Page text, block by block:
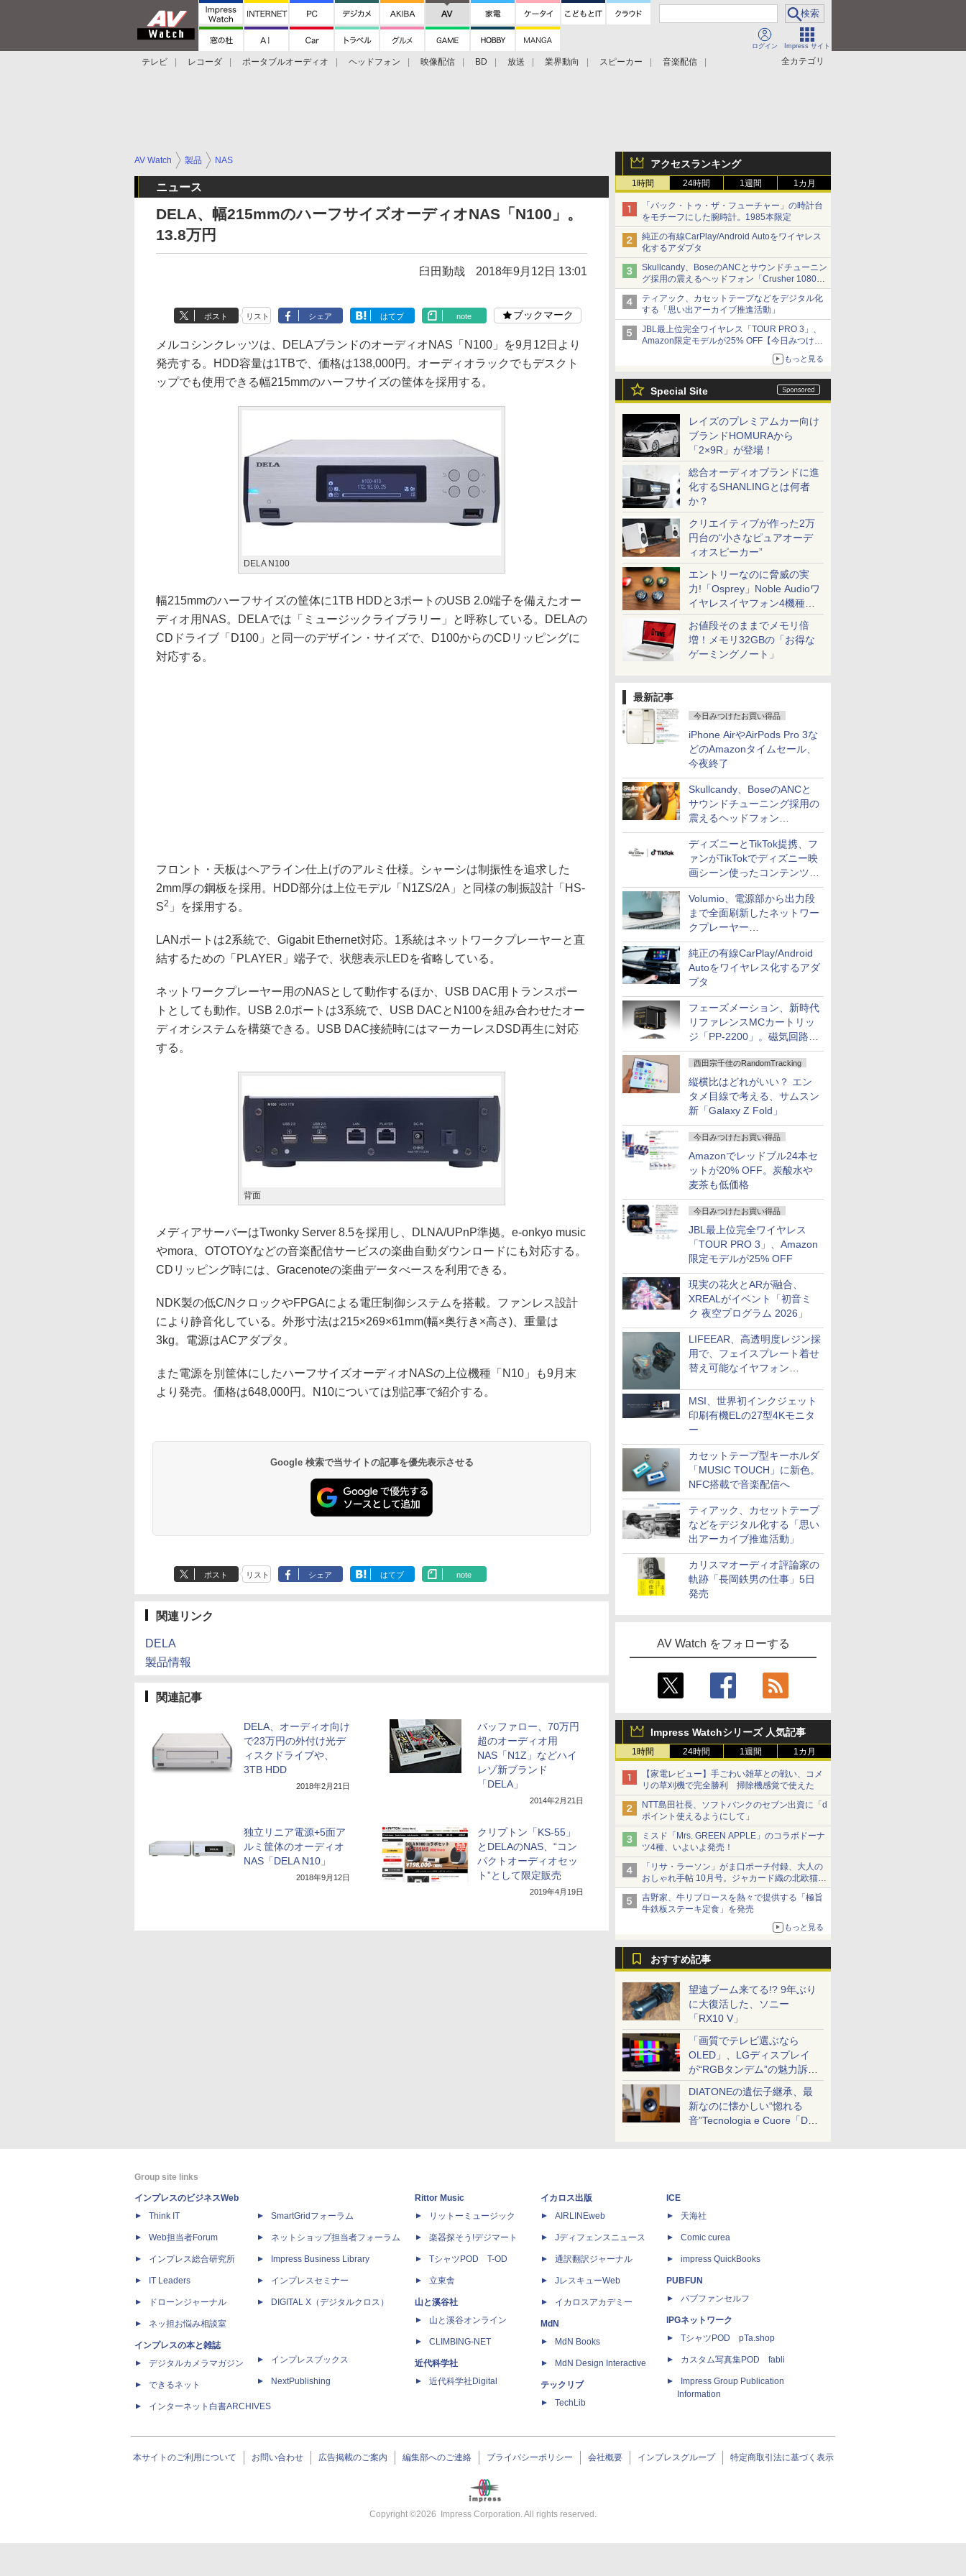
ログイン Impress サイト
全カテゴリ
テレビ レコーダ ポータブルオーディオ ヘッドフォン 映像配信 BD 放送 業界動向 スピーカー
音楽配信
アクセスランキング
1時間 24時間 1週間 1カ月
「バック・トゥ・ザ・フューチャー」の時計台
をモチーフにした腕時計。1985本限定
純正の有線CarPlay/Android Autoをワイヤレス
化するアダプタ
Skullcandy、BoseのANCとサウンドチューニン
グ採用の震えるヘッドフォン「Crusher 1080
ANC」
ティアック、カセットテープなどをデジタル化
する「思い出アーカイブ推進活動」
JBL最上位完全ワイヤレス「TOUR PRO 3」、
Amazon限定モデルが25% OFF【今日みつけた
もっと見る
Special Site
レイズのプレミアムカー向け
ブランドHOMURAから
「2×9R」が登場！
総合オーディオブランドに進
化するSHANLINGとは何者
か？
クリエイティブが作った2万
円台の“小さなピュアオーデ
ィオスピーカー”
エントリーなのに脅威の実
力!「Osprey」Noble Audioワ
イヤレスイヤフォン4機種を
一気に聴く
お値段そのままでメモリ倍
増！メモリ32GBの「お得な
ゲーミングノート」
最新記事
今日みつけたお買い得品
iPhone AirやAirPods Pro 3な
どのAmazonタイムセール、
今夜終了
Skullcandy、BoseのANCと
サウンドチューニング採用の
震えるヘッドフォン
「Crusher 1080 ANC」
ディズニーとTikTok提携、フ
ァンがTikTokでディズニー映
画シーン使ったコンテンツ制
作、Disney+にも配信
Volumio、電源部から出力段
まで全面刷新したネットワー
クプレーヤー
「Primo（2026）」
純正の有線CarPlay/Android
Autoをワイヤレス化するアダ
プタ
フェーズメーション、新時代
リファレンスMCカートリッ
ジ「PP-2200」。磁気回路や
ハウジングを根本から見直し
西田宗千佳のRandomTracking
縦横比はどれがいい？ エン
タメ目線で考える、サムスン
新「Galaxy Z Fold」
今日みつけたお買い得品
Amazonでレッドブル24本セ
ットが20% OFF。炭酸水や
麦茶も低価格
今日みつけたお買い得品
JBL最上位完全ワイヤレス
「TOUR PRO 3」、Amazon
限定モデルが25% OFF
現実の花火とARが融合、
XREALがイベント「初音ミ
ク 夜空プログラム 2026」
LIFEEAR、高透明度レジン採
用で、フェイスプレート着せ
替え可能なイヤフォン
MSI、世界初インクジェット
印刷有機ELの27型4Kモニタ
ー
カセットテープ型キーホルダ
「MUSIC TOUCH」に新色。
NFC搭載で音楽配信へ
ティアック、カセットテープ
などをデジタル化する「思い
出アーカイブ推進活動」
カリスマオーディオ評論家の
軌跡「長岡鉄男の仕事」5日
発売
AV Watch をフォローする
Impress Watchシリーズ 人気記事
1時間 24時間 1週間 1カ月
【家電レビュー】手ごわい雑草との戦い、コメ
リの草刈機で完全勝利 掃除機感覚で使えた
NTT島田社長、ソフトバンクのセブン出資に「d
ポイント使えるようにして」
ミスド「Mrs. GREEN APPLE」のコラボドーナ
ツ4種、いよいよ発売！
「リサ・ラーソン」がま口ポーチ付録、大人の
おしゃれ手帖 10月号。ジャカード織の北欧猫デ
ザイン
吉野家、牛リブロースを熱々で提供する「極旨
牛鉄板ステーキ定食」を発売
もっと見る
おすすめ記事
望遠ブーム来てる!? 9年ぶり
に大復活した、ソニー
「RX10 V」
「画質でテレビ選ぶなら
OLED」、LGディスプレイ
が“RGBタンデム”の魅力訴
求。液晶とのガチ比較も
DIATONEの遺伝子継承、最
新なのに懐かしい“惚れる
音”Tecnologia e Cuore「DS-
AV Watch 製品 NAS
ニュース
DELA、幅215mmのハーフサイズオーディオNAS「N100」。
13.8万円
臼田勤哉 2018年9月12日 13:01
ポスト リスト シェア はてブ note ブックマーク
メルコシンクレッツは、DELAブランドのオーディオNAS「N100」を9月12日より
発売する。HDD容量は1TBで、価格は138,000円。オーディオラックでもデスクト
ップでも使用できる幅215mmのハーフサイズの筐体を採用する。
DELA N100
幅215mmのハーフサイズの筐体に1TB HDDと3ポートのUSB 2.0端子を備えたオー
ディオ用NAS。DELAでは「ミュージックライブラリー」と呼称している。DELAの
CDドライブ「D100」と同一のデザイン・サイズで、D100からのCDリッピングに
対応する。
フロント・天板はヘアライン仕上げのアルミ仕様。シャーシは制振性を追求した
2mm厚の鋼板を採用。HDD部分は上位モデル「N1ZS/2A」と同様の制振設計「HS-
S2 」を採用する。
LANポートは2系統で、Gigabit Ethernet対応。1系統はネットワークプレーヤーと直
結するための「PLAYER」端子で、状態表示LEDを省略している。
ネットワークプレーヤー用のNASとして動作するほか、USB DAC用トランスポー
トとしても動作。USB 2.0ポートは3系統で、USB DACとN100を組み合わせたオー
ディオシステムを構築できる。USB DAC接続時にはマーカーレスDSD再生に対応
する。
背面
メディアサーバーはTwonky Server 8.5を採用し、DLNA/UPnP準拠。e-onkyo music
やmora、OTOTOYなどの音楽配信サービスの楽曲自動ダウンロードにも対応する。
CDリッピング時には、Gracenoteの楽曲データべースを利用できる。
NDK製の低C/NクロックやFPGAによる電圧制御システムを搭載。ファンレス設計
により静音化している。外形寸法は215×269×61mm(幅×奥行き×高さ)、重量は
3kg。電源はACアダプタ。
また電源を別筐体にしたハーフサイズオーディオNASの上位機種「N10」も9月末
より発売。価格は648,000円。N10については別記事で紹介する。
Google 検索で当サイトの記事を優先表示させる
ポスト リスト シェア はてブ note
関連リンク
DELA
製品情報
関連記事
DELA、オーディオ向け
で23万円の外付け光デ
ィスクドライブや、
3TB HDD
2018年2月21日
バッファロー、70万円
超のオーディオ用
NAS「N1Z」などハイ
レゾ新ブランド
「DELA」
2014年2月21日
独立リニア電源+5面ア
ルミ筐体のオーディオ
NAS「DELA N10」
2018年9月12日
クリプトン「KS-55」
とDELAのNAS、“コン
パクトオーディオセッ
ト”として限定販売
2019年4月19日
Group site links
インプレスのビジネスWeb
Think IT
Web担当者Forum
インプレス総合研究所
IT Leaders
ドローンジャーナル
ネッ担お悩み相談室
インプレスの本と雑誌
デジタルカメラマガジン
できるネット
インターネット白書ARCHIVES
SmartGridフォーラム
ネットショップ担当者フォーラム
Impress Business Library
インプレスセミナー
DIGITAL X（デジタルクロス）
インプレスブックス
NextPublishing
Rittor Music
リットーミュージック
楽器探そう!デジマート
TシャツPOD T-OD
立東舎
山と溪谷社
山と溪谷オンライン
CLIMBING-NET
近代科学社
近代科学社Digital
イカロス出版
AIRLINEweb
Jディフェンスニュース
通訳翻訳ジャーナル
JレスキューWeb
イカロスアカデミー
MdN
MdN Books
MdN Design Interactive
テックリブ
TechLib
ICE
天海社
Comic curea
impress QuickBooks
PUBFUN
パブファンセルフ
IPGネットワーク
TシャツPOD pTa.shop
カスタム写真集POD fabli
Impress Group Publication
Information
本サイトのご利用について お問い合わせ 広告掲載のご案内 編集部へのご連絡 プライバシーポリシー 会社概要 インプレスグループ 特定商取引法に基づく表示
Copyright ©2026 Impress Corporation. All rights reserved.